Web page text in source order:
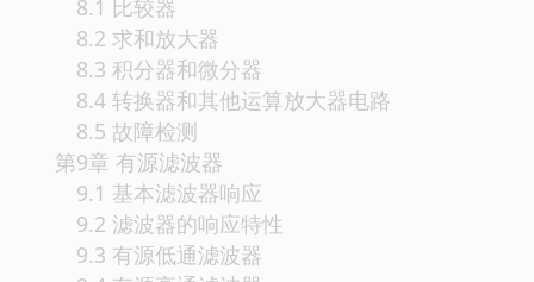
8.1 比较器
8.2 求和放大器
8.3 积分器和微分器
8.4 转换器和其他运算放大器电路
8.5 故障检测
第9章 有源滤波器
9.1 基本滤波器响应
9.2 滤波器的响应特性
9.3 有源低通滤波器